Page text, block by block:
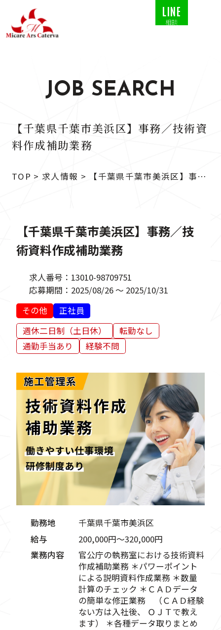
LINE
相談
JOB SEARCH
【千葉県千葉市美浜区】事務／技術資
料作成補助業務
TOP > 求人情報 > 【千葉県千葉市美浜区】事務
／技術資料作成補助業務
【千葉県千葉市美浜区】事務／技
術資料作成補助業務
求人番号： 13010-98709751
応募期間： 2025/08/26 ～ 2025/10/31
その他
正社員
週休二日制（土日休）
転勤なし
通勤手当あり
経験不問
勤務地
千葉県千葉市美浜区
給与
200,000円〜320,000円
業務内容
官公庁の執務室における技術資料
作成補助業務 ＊パワーポイント
による説明資料作成業務 ＊数量
計算のチェック ＊ＣＡＤデータ
の簡単な修正業務 （ＣＡＤ経験
ない方は入社後、 ＯＪＴで教え
ます） ＊各種データ取りまとめ